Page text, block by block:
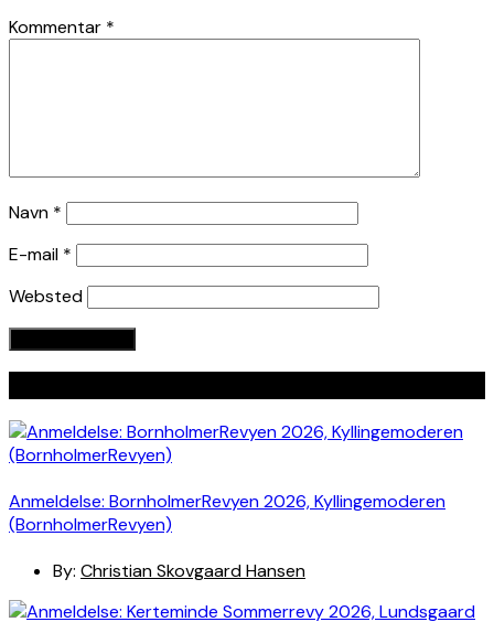
Kommentar *
Navn *
E-mail *
Websted
Anmeldelse: BornholmerRevyen 2026, Kyllingemoderen
(BornholmerRevyen)
By: Christian Skovgaard Hansen